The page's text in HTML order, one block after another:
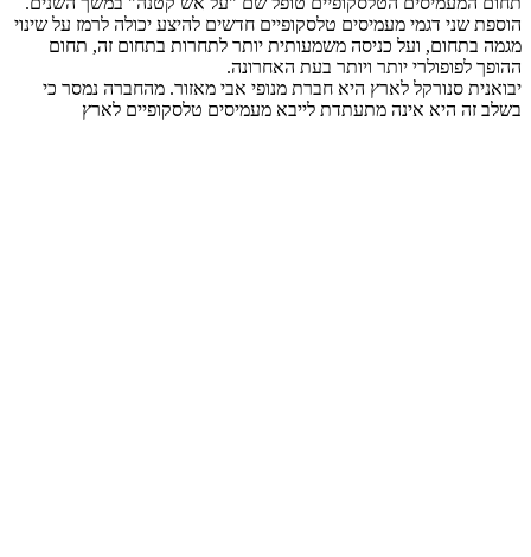
הוספת שני דגמי מעמיסים טלסקופיים חדשים להיצע יכולה לרמז על שינוי
מגמה בתחום, ועל כניסה משמעותית יותר לתחרות בתחום זה, תחום
ההופך לפופולרי יותר ויותר בעת האחרונה.
יבואנית סנורקל לארץ היא חברת מנופי אבי מאזור. מהחברה נמסר כי
בשלב זה היא אינה מתעתדת לייבא מעמיסים טלסקופיים לארץ